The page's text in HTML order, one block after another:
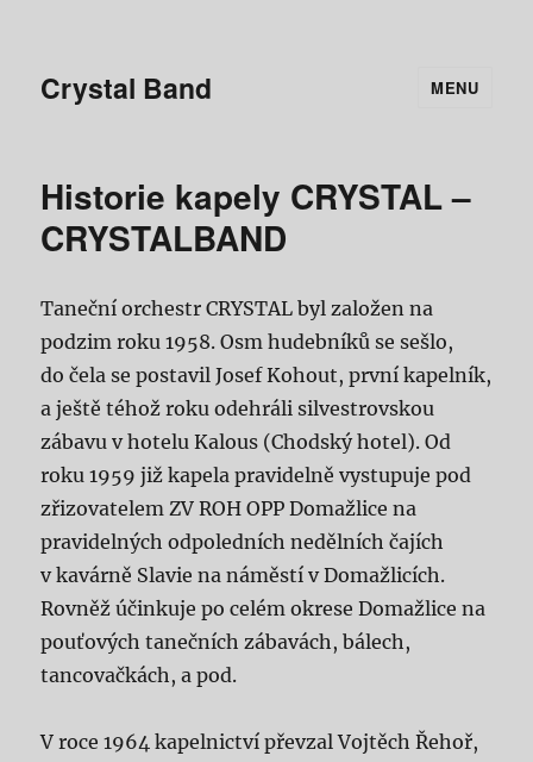
Crystal Band MENU
Historie kapely CRYSTAL –
CRYSTALBAND
Taneční orchestr CRYSTAL byl založen na
podzim roku 1958. Osm hudebníků se sešlo,
do čela se postavil Josef Kohout, první kapelník,
a ještě téhož roku odehráli silvestrovskou
zábavu v hotelu Kalous (Chodský hotel). Od
roku 1959 již kapela pravidelně vystupuje pod
zřizovatelem ZV ROH OPP Domažlice na
pravidelných odpoledních nedělních čajích
v kavárně Slavie na náměstí v Domažlicích.
Rovněž účinkuje po celém okrese Domažlice na
pouťových tanečních zábavách, bálech,
tancovačkách, a pod.
V roce 1964 kapelnictví převzal Vojtěch Řehoř,